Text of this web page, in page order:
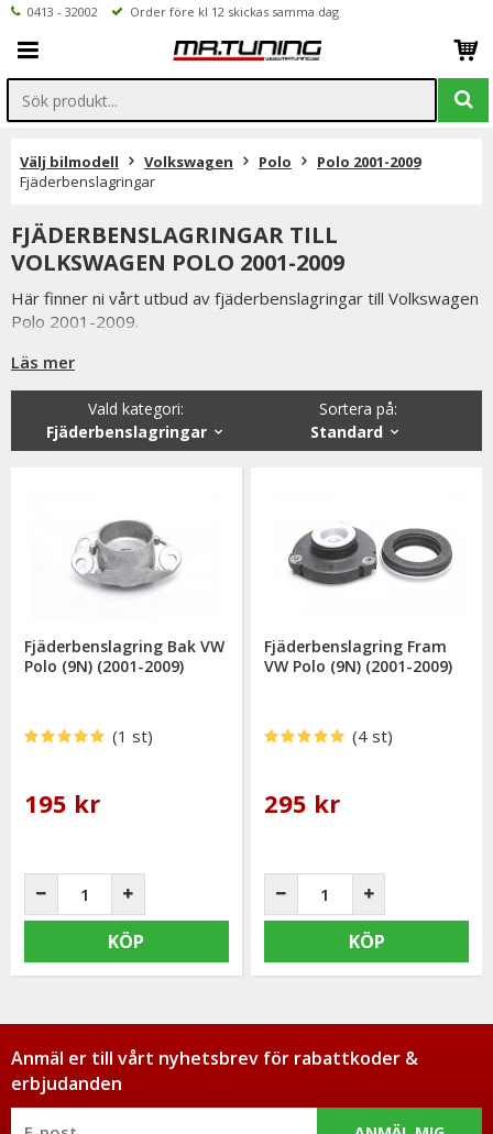
0413 - 32002 Order före kl 12 skickas samma dag
Välj bilmodell Volkswagen Polo
Polo 2001-2009
Fjäderbenslagringar
FJÄDERBENSLAGRINGAR TILL
VOLKSWAGEN POLO 2001-2009
Här finner ni vårt utbud av fjäderbenslagringar till Volkswagen
Polo 2001-2009.
Vanliga tecken på dåliga fjäderbenslagringar är klonkande ljud i
Styrningen kan även bli trög och som påföljd av trasiga
fjäderbenslagringar kan även hjulinställningen påverkas vilket
Läs mer
Sortera på:
Standard
Vald kategori:
Fjäderbenslagringar
Fjäderbenslagring Bak VW
Polo (9N) (2001-2009)
(1 st)
195 kr
KÖP
Fjäderbenslagring Fram
VW Polo (9N) (2001-2009)
(4 st)
295 kr
KÖP
Anmäl er till vårt nyhetsbrev för rabattkoder &
erbjudanden